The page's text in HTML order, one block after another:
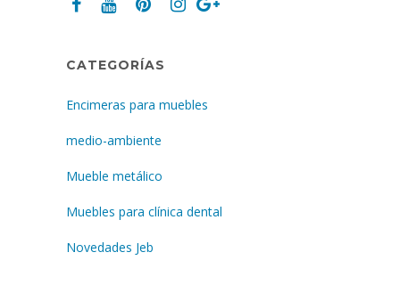
CATEGORÍAS
Encimeras para muebles
medio-ambiente
Mueble metálico
Muebles para clínica dental
Novedades Jeb